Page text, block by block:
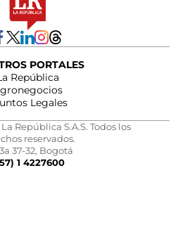
PORTALES
República
Legales
República S.A.S. Todos los
reservados.
37-32, Bogotá
1 4227600